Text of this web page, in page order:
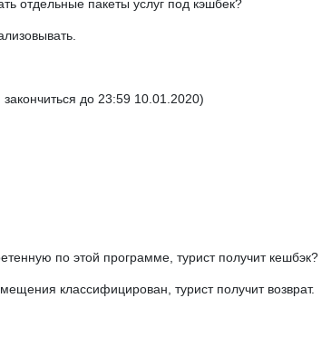
отдельные пакеты услуг под кэшбек?
до 23:59 10.01.2020)
по этой программе, турист получит кешбэк?
классифицирован, турист получит возврат.